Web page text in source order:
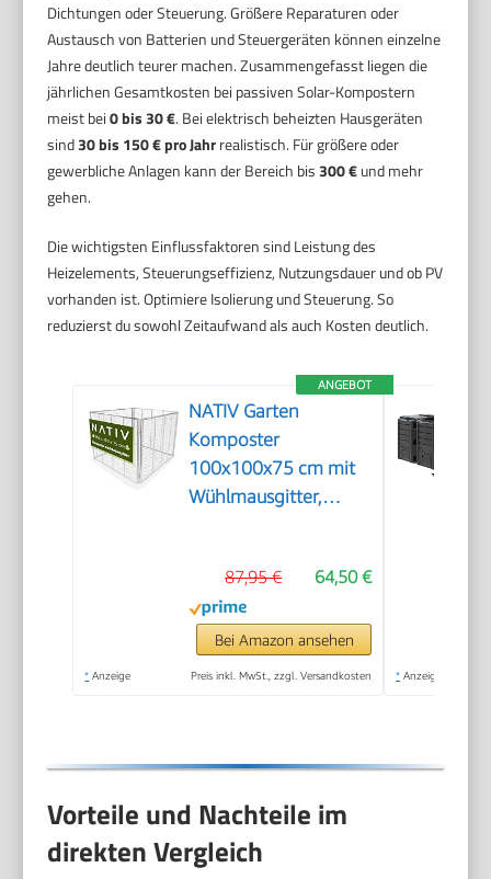
Dichtungen oder Steuerung. Größere Reparaturen oder
Austausch von Batterien und Steuergeräten können einzelne
Jahre deutlich teurer machen. Zusammengefasst liegen die
jährlichen Gesamtkosten bei passiven Solar-Kompostern
meist bei0 bis 30 €. Bei elektrisch beheizten Hausgeräten
sind30 bis 150 € pro Jahrrealistisch. Für größere oder
gewerbliche Anlagen kann der Bereich bis300 €und mehr
gehen.
Die wichtigsten Einflussfaktoren sind Leistung des
Heizelements, Steuerungseffizienz, Nutzungsdauer und ob PV
vorhanden ist. Optimiere Isolierung und Steuerung. So
reduzierst du sowohl Zeitaufwand als auch Kosten deutlich.
ANGEBOT
NATIV Garten
Komposter
100x100x75 cm mit
Wühlmausgitter,
Drahtkomposter für
eigenen Kompost,
Metall Komposter als
Kompostsieb nutzbar,
64,50 €
87,95 €
Bei Amazon ansehen
* Anzeige Preis inkl. MwSt., zzgl. Versandkosten * Anzeige
Vorteile und Nachteile im
direkten Vergleich